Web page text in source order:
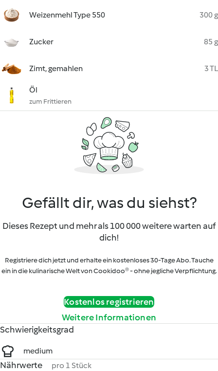
Weizenmehl Type 550 300 g
Zucker 85 g
Zimt, gemahlen 3 TL
Öl
zum Frittieren
Gefällt dir, was du siehst?
Dieses Rezept und mehr als 100 000 weitere warten auf
dich!
Registriere dich jetzt und erhalte ein kostenloses 30-Tage Abo. Tauche
ein in die kulinarische Welt von Cookidoo® - ohne jegliche Verpflichtung.
Kostenlos registrieren
Weitere Informationen
Schwierigkeitsgrad
medium
Nährwerte pro 1 Stück